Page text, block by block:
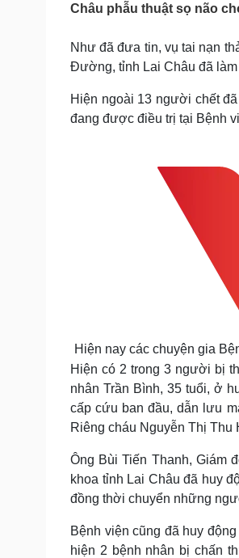
Vụ án
Tư vấn luật
Sức khỏe
Dinh dưỡng - món ngon
Châu phẫu thuật sọ não
Như đã đưa tin, vụ tai nạn
Đường, tỉnh Lai Châu đã
Hiện ngoài 13 người chết
đang được điều trị tại Bệnh
Hiện nay các chuyện gia
Hiện có 2 trong 3 người bị
nhân Trần Bình, 35 tuổi, ở
cấp cứu ban đầu, dẫn lưu
Riêng cháu Nguyễn Thị
Ông Bùi Tiến Thanh, Giám
khoa tỉnh Lai Châu đã huy
đồng thời chuyển những
Bệnh viện cũng đã huy
hiện 2 bệnh nhân bị chấn